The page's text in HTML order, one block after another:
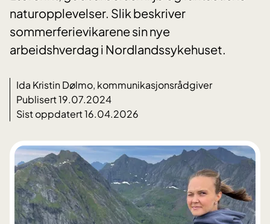
naturopplevelser. Slik beskriver
sommerferievikarene sin nye
arbeidshverdag i Nordlandssykehuset.
Ida Kristin Dølmo, kommunikasjonsrådgiver
Publisert 19.07.2024
Sist oppdatert 16.04.2026